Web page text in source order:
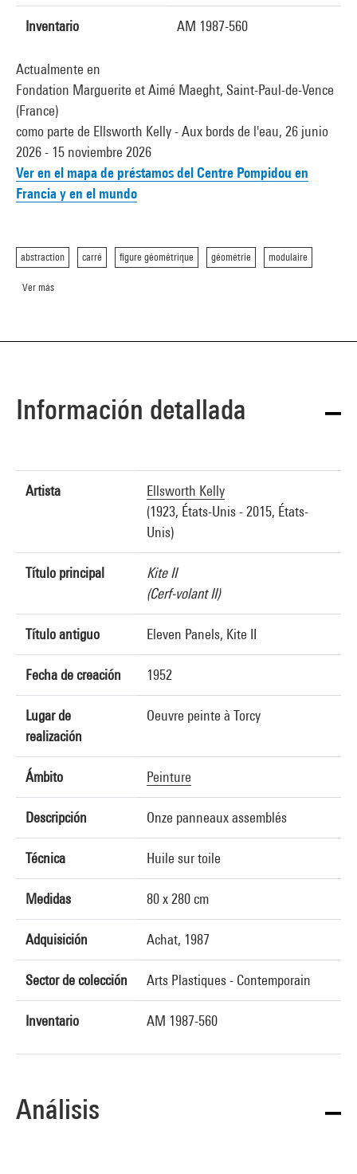
Inventario AM 1987-560
Actualmente en
Fondation Marguerite et Aimé Maeght, Saint-Paul-de-Vence
(France)
como parte de Ellsworth Kelly - Aux bords de l'eau, 26 junio
2026 - 15 noviembre 2026
Ver en el mapa de préstamos del Centre Pompidou en
Francia y en el mundo
abstraction carré figure géométrique géométrie modulaire
Ver más
Información detallada
Artista
Ellsworth Kelly
(1923, États-Unis - 2015, États-
Unis)
Título principal
Kite II
(Cerf-volant II)
Título antiguo Eleven Panels, Kite II
Fecha de creación 1952
Lugar de
realización
Oeuvre peinte à Torcy
Ámbito Peinture
Descripción Onze panneaux assemblés
Técnica Huile sur toile
Medidas 80 x 280 cm
Adquisición Achat, 1987
Sector de colección Arts Plastiques - Contemporain
Inventario AM 1987-560
Análisis